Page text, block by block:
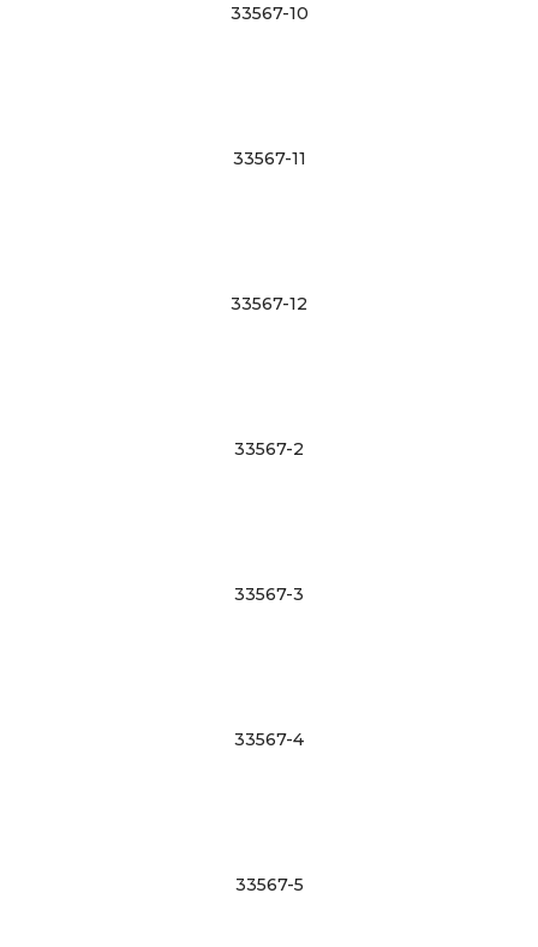
33567-10
33567-11
33567-12
33567-2
33567-3
33567-4
33567-5